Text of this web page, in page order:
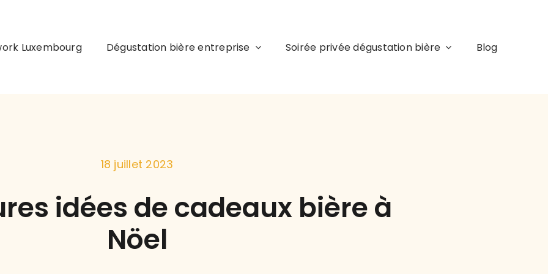
Luxembourg Dégustation bière entreprise Soirée privée dégustation bière Blog
18 juillet 2023
idées de cadeaux bière à
Nöel